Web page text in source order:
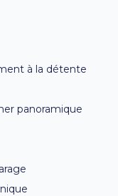
à la détente
panoramique